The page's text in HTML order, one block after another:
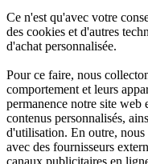
Ce n'est qu'avec votre
des cookies et d'autres
d'achat personnalisée.
Pour ce faire, nous
comportement et leurs
permanence notre site web
contenus personnalisés,
d'utilisation. En outre, nous
avec des fournisseurs
canaux publicitaires en